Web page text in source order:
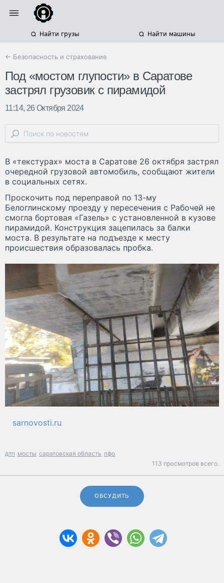
Найти грузы Найти машины
← Безопасность и страхование
Под «мостом глупости» в Саратове
застрял грузовик с пирамидой
11:14, 26 Октября 2024
В «текстурах» моста в Саратове 26 октября застрял
очередной грузовой автомобиль, сообщают жители
в социальных сетях.
Проскочить под переправой по 13-му
Белоглинскому проезду у пересечения с Рабочей не
смогла бортовая «Газель» с установленной в кузове
пирамидой. Конструкция зацепилась за балки
моста. В результате на подъезде к месту
происшествия образовалась пробка.
sarnovosti.ru
дтп мосты саратовская область пфо
113 просмотров всего.
ОБСУДИТЬ